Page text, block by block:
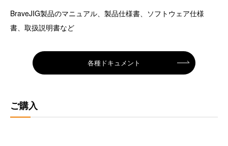
BraveJIG製品のマニュアル、製品仕様書、ソフトウェア仕様
書、取扱説明書など
各種ドキュメント
ご購入